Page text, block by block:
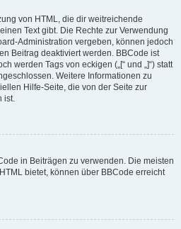
von HTML, die dir weitreichende
Text gibt. Die Rechte zur Verwendung
Administration vergeben, können jedoch
Beitrag deaktiviert werden. BBCode ist
werden Tags von eckigen („[“ und „]“) statt
Weitere Informationen zu
Hilfe-Seite, die von der Seite zur
ist.
in Beiträgen zu verwenden. Die meisten
bietet, können über BBCode erreicht